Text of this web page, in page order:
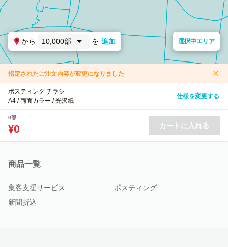
から 10,000部 を 追加 選択中エリア
指定されたご注文内容が変更になりました
ポスティング チラシ
A4 / 両面カラー / 光沢紙
仕様を変更する
0部
¥0 カートに入れる
商品一覧
集客支援サービス
ポスティング
新聞折込